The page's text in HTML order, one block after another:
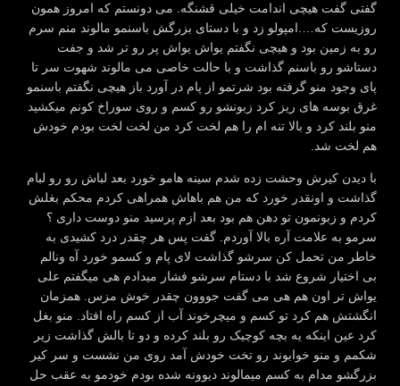
گفتی گفت هیچی اندامت خیلی قشنگه. می دونستم که امروز همون
روزیست که….امپولو زد و با دستای بزرگش باسنمو مالوند منم سرم
رو به زمین بود و هیچی نگفتم یواش یواش پر رو تر شد و جفت
دستاشو رو باسنم گذاشت و با حالت خاصی می مالوند شهوت سر تا
پای وجود منو گرفته بود شرتمو از پام در آورد باز هیچی نگفتم باسنمو
غرق بوسه های ریز کرد زبونشو رو کسم و روی سوراخ کونم میکشید
منو بلند کرد و بالا تنه ام را هم لخت کرد من لخت لخت بودم خودش
هم لخت شد.
با دیدن کیرش وحشت زده شدم سینه هامو خورد بعد لباش رو رو لبام
گذاشت و اونقدر خورد که من هم باهاش همراهی کردم محکم بغلش
کردم و زبونمون تو دهن هم بود بعد ازم پرسید منو دوست داری ؟
سرمو به علامت آره بالا آوردم. گفت پس هر چقدر درد کشیدی به
خاطر من تحمل کن سرشو گذاشت لای پام و کسمو خورد آه ونالم
بی اختیار شروع شد با دستام سرشو فشار میدادم هی میگفتم علی
یواش تر اون هم هی می گفت جووون چقدر خوش مزس. همزمان
انگشتش هم کرد تو کسم و میچرخوند آب از کسم راه افتاد. منو بغل
کرد عین اینکه یه بچه کوچیک رو بلند کرده و دو تا بالش گذاشت زیر
شکمم و منو خوابوند رو تخت خودش آمد روی من نشست و سر کیر
بزرگشو مدام به کسم میمالوند دیوونه شده بودم خودمو به عقب حل